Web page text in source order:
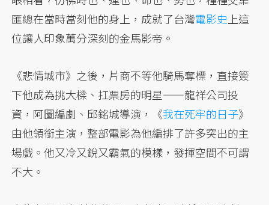
匯總在當時當刻他的身上，成就了台灣電影史 上這
位讓人印象萬分深刻的金馬影帝。
《悲情城市》之後，片商不等他騎馬奪標，直接簽
下他成為挑大樑、扛票房的明星——龍祥公司投
資，阿圖編劇、邱銘城導演，《我在死牢的日子》
由他領銜主演，整部電影為他編排了許多突出的主
場戲。他又冷又銳又霸氣的模樣，發揮空間不可謂
不大。